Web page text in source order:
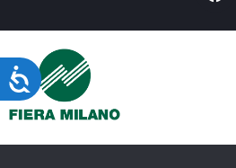
Acessibilidade